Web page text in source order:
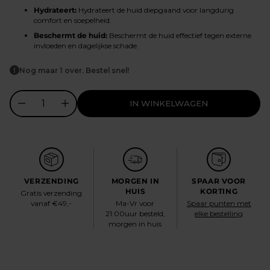
Hydrateert: Hydrateert de huid diepgaand voor langdurig
comfort en soepelheid.
Beschermt de huid: Beschermt de huid effectief tegen externe
invloeden en dagelijkse schade.
Nog maar 1 over. Bestel snel!
IN WINKELWAGEN
VERZENDING
Gratis verzending
vanaf €49,-
MORGEN IN
HUIS
Ma-Vr voor
21:00uur besteld,
morgen in huis
SPAAR VOOR
KORTING
Spaar punten met
elke bestelling